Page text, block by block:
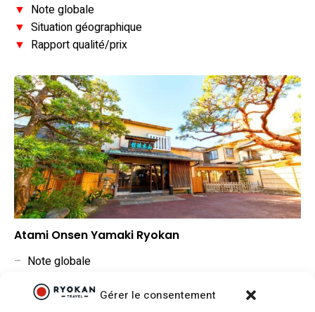
Gérer le consentement
▼ Note globale
▼ Situation géographique
▼ Rapport qualité/prix
Atami Onsen Yamaki Ryokan
– Note globale
Rapport qualité/prix